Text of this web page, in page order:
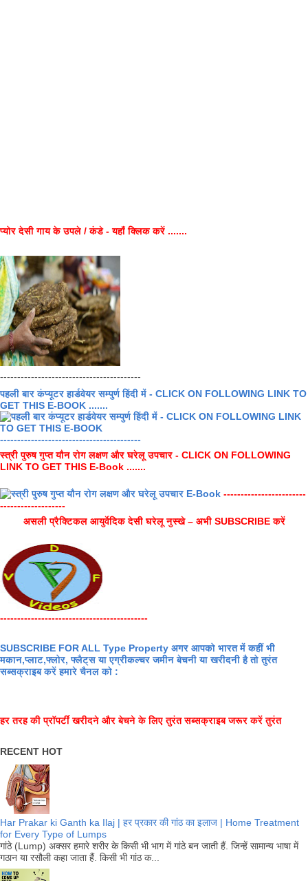
प्योर देसी गाय के उपले / कंडे - यहाँ क्लिक करें .......
-----------------------------------------
पहली बार कंप्यूटर हार्डवेयर सम्पुर्ण हिंदी में - CLICK ON FOLLOWING LINK TO
GET THIS E-BOOK .......
-----------------------------------------
स्त्री पुरुष गुप्त यौन रोग लक्षण और घरेलू उपचार - CLICK ON FOLLOWING
LINK TO GET THIS E-Book .......
------------------------
-------------------
असली प्रैक्टिकल आयुर्वेदिक देसी घरेलू नुस्खे – अभी SUBSCRIBE करें
-------------------------------------------
SUBSCRIBE FOR ALL Type Property अगर आपको भारत में कहीं भी
मकान,प्लाट,फ्लोर, फ्लैट्स या एग्रीकल्चर जमीन बेचनी या खरीदनी है तो तुरंत
सब्सक्राइब करें हमारे चैनल को :
हर तरह की प्रॉपर्टी खरीदने और बेचने के लिए तुरंत सब्सक्राइब जरूर करें तुरंत
RECENT HOT
Har Prakar ki Ganth ka Ilaj | हर प्रकार की गांठ का इलाज | Home Treatment
for Every Type of Lumps
गांठे (Lump) अक्सर हमारे शरीर के किसी भी भाग में गांठे बन जाती हैं. जिन्हें सामान्य भाषा में
गठान या रसौली कहा जाता हैं. किसी भी गांठ क...